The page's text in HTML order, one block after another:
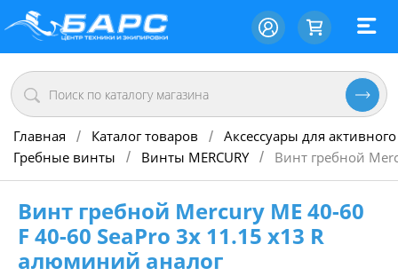
Главная / Каталог товаров / Аксессуары для
Гребные винты
/ Винты MERCURY / Винт гребной
Винт гребной Mercury ME 40-60
F 40-60 SeaPro 3х 11.15 х13 R
алюминий аналог